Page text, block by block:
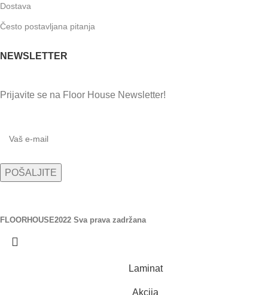
Dostava
Često postavljana pitanja
NEWSLETTER
Prijavite se na Floor House Newsletter!
FLOORHOUSE2022 Sva prava zadržana
Laminat
Akcija